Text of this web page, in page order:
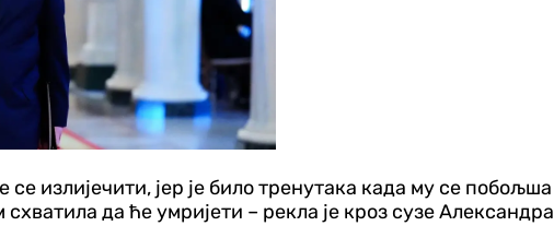
се излијечити, јер је било тренутака када му се
схватила да ће умријети – рекла је кроз сузе